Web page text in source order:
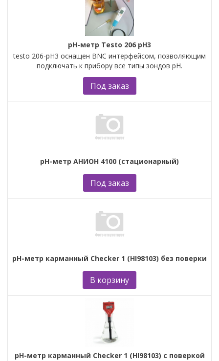
рН-метр Testo 206 рН3
testo 206-pH3 оснащен BNC интерфейсом, позволяющим
подключать к прибору все типы зондов pH.
Под заказ
рН-метр АНИОН 4100 (стационарный)
Под заказ
рН-метр карманный Checker 1 (HI98103) без поверки
В корзину
рН-метр карманный Checker 1 (HI98103) с поверкой